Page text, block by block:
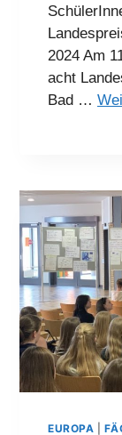
2024 Am
acht
Bad …
EUROPA |